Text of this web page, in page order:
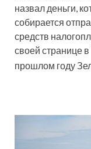
назвал деньги,
собирается
средств
своей странице
прошлом году